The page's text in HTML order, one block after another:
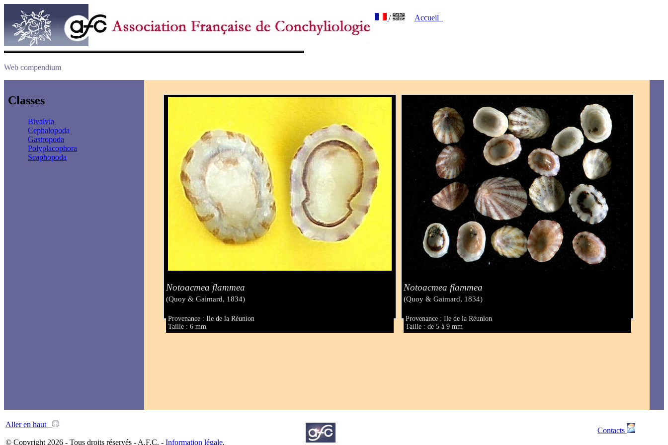
/ Accueil
Web compendium
Classes
Bivalvia
Cephalopoda
Gastropoda
Polyplacophora
Scaphopoda
Notoacmea flammea
(Quoy & Gaimard, 1834)
Provenance : Ile de la Réunion
Taille : 6 mm
Notoacmea flammea
(Quoy & Gaimard, 1834)
Provenance : Ile de la Réunion
Taille : de 5 à 9 mm
Aller en haut
© Copyright 2026 - Tous droits réservés - A.F.C. - Information légale.
Contacts